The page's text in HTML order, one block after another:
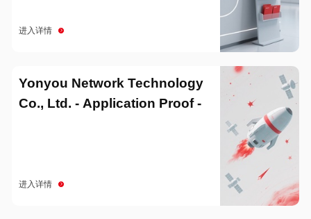
进入详情
Yonyou Network Technology
Co., Ltd. - Application Proof -
进入详情